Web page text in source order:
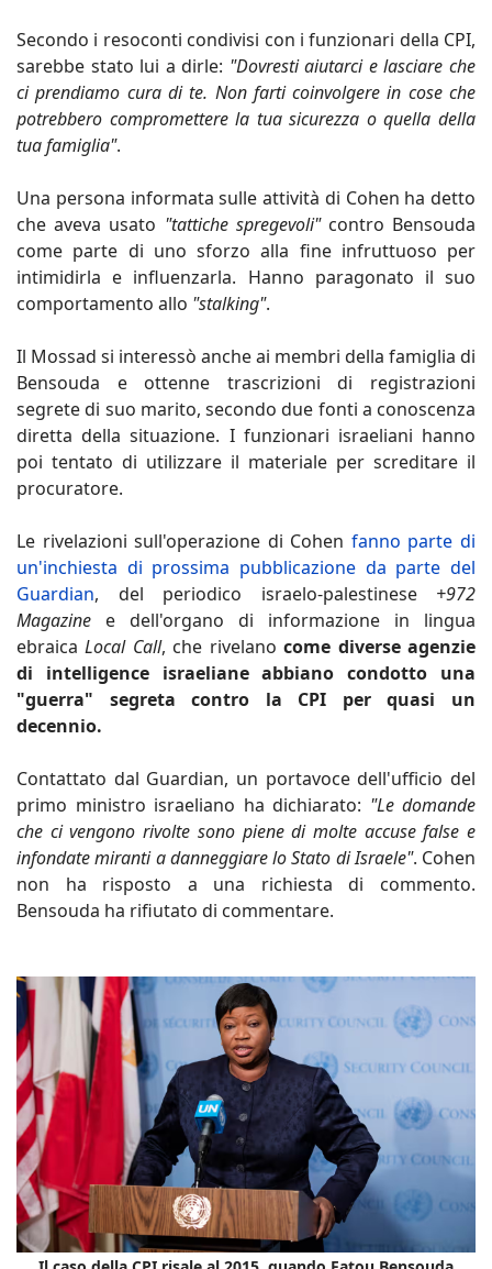
Secondo i resoconti condivisi con i funzionari della CPI,
sarebbe stato lui a dirle: "Dovresti aiutarci e lasciare che
ci prendiamo cura di te. Non farti coinvolgere in cose che
potrebbero compromettere la tua sicurezza o quella della
tua famiglia".
Una persona informata sulle attività di Cohen ha detto
che aveva usato "tattiche spregevoli"contro Bensouda
come parte di uno sforzo alla fine infruttuoso per
intimidirla e influenzarla. Hanno paragonato il suo
comportamento allo "stalking".
Il Mossad si interessò anche ai membri della famiglia di
Bensouda e ottenne trascrizioni di registrazioni
segrete di suo marito, secondo due fonti a conoscenza
diretta della situazione. I funzionari israeliani hanno
poi tentato di utilizzare il materiale per screditare il
procuratore.
Le rivelazioni sull'operazione di Cohen fanno parte di
un'inchiesta di prossima pubblicazione da parte del
Guardian, del periodico israelo-palestinese +972
Magazine e dell'organo di informazione in lingua
ebraicaLocal Call, che rivelanocome diverse agenzie
di intelligence israeliane abbiano condotto una
"guerra" segreta contro la CPI per quasi un
decennio.
Contattato dal Guardian, un portavoce dell'ufficio del
primo ministro israeliano ha dichiarato: "Le domande
che ci vengono rivolte sono piene di molte accuse false e
infondate miranti a danneggiare lo Stato di Israele". Cohen
non ha risposto a una richiesta di commento.
Bensouda ha rifiutato di commentare.